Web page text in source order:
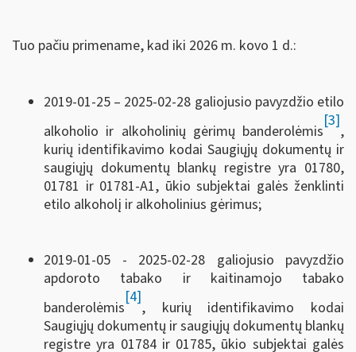
Tuo pačiu primename, kad iki 2026 m. kovo 1 d.:
2019-01-25 – 2025-02-28 galiojusio pavyzdžio etilo
alkoholio ir alkoholinių gėrimų banderolėmis
[3]
,
kurių identifikavimo kodai Saugiųjų dokumentų ir
saugiųjų dokumentų blankų registre yra 01780,
01781 ir 01781-A1, ūkio subjektai galės ženklinti
etilo alkoholį ir alkoholinius gėrimus;
2019-01-05 - 2025-02-28 galiojusio pavyzdžio
apdoroto tabako ir kaitinamojo tabako
banderolėmis
[4]
, kurių identifikavimo kodai
Saugiųjų dokumentų ir saugiųjų dokumentų blankų
registre yra 01784 ir 01785, ūkio subjektai galės